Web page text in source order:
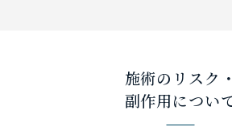
施術のリスク・
副作用につい